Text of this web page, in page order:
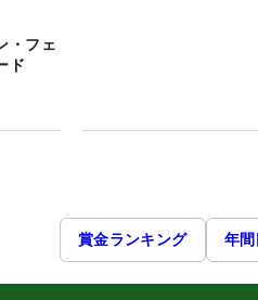
・フェ
ド
賞金ランキング 年